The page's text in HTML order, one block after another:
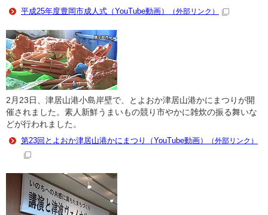
平成25年度豊岡市成人式（YouTube動画） （外部リンク）
2月23日、津居山港小島岸壁で、とよおか津居山港かにまつりが開
催されました。素人新鮮うまいもの競り市やかに雑炊の振る舞いな
どが行われました。
第23回とよおか津居山港かにまつり（YouTube動画）
（外部リンク）